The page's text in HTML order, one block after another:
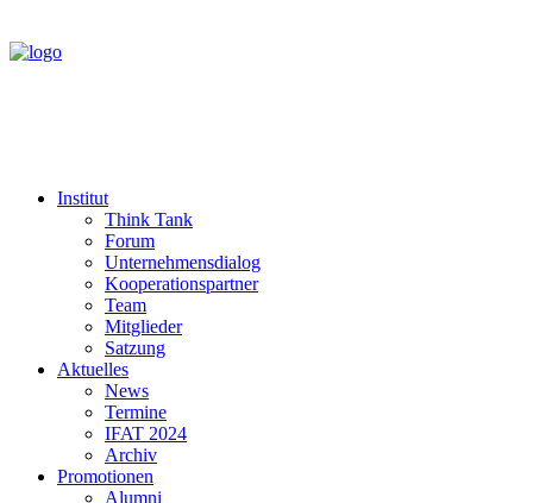
Institut
Think Tank
Forum
Unternehmensdialog
Kooperationspartner
Team
Mitglieder
Satzung
Aktuelles
News
Termine
IFAT 2024
Archiv
Promotionen
Alumni